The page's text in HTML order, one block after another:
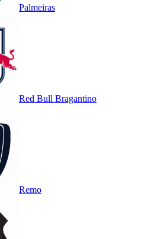
Palmeiras
Red Bull Bragantino
Remo